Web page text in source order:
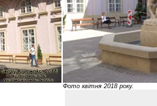
Фото квітня 2018 року.